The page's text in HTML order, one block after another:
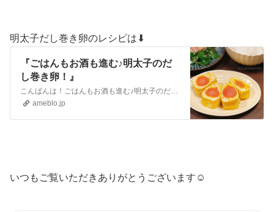
明太子だし巻き卵のレシピは⬇︎
『ごはんもお酒も進む♪明太子のだ
し巻き卵！』
こんばんは！ごはんもお酒も進む♪明太子のだし巻き卵！だし巻き卵は、娘が大好きでよく作りますが、明太子だし巻きは、大人が大好き！私は、日本酒がちびちび進んでしま…
ameblo.jp
いつもご覧いただきありがとうございます☺︎